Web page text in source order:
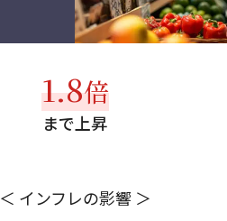
1.8倍
まで上昇
＜ インフレの影響 ＞